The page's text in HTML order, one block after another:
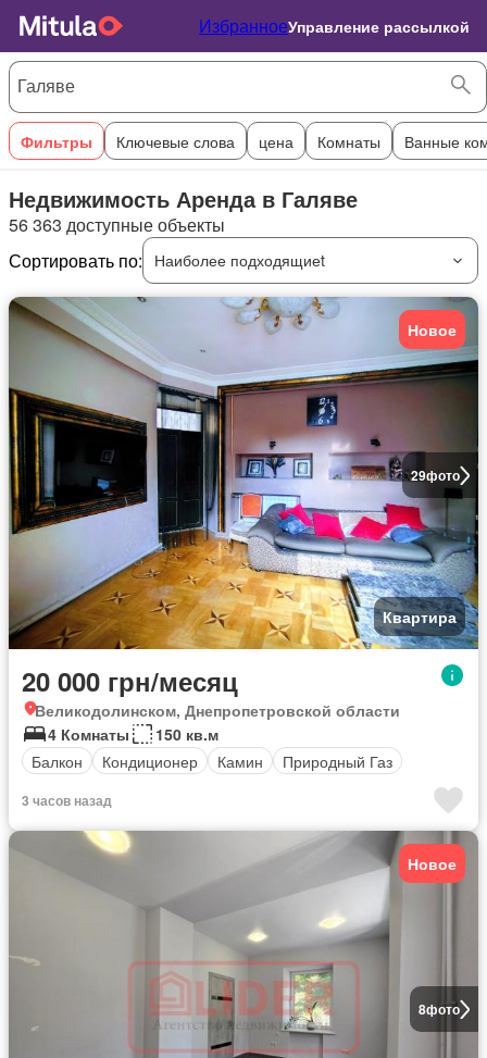
ИзбранноеУправление рассылкой
Фильтры Ключевые слова цена Комнаты Ванные
Недвижимость Аренда в Галяве
56 363 доступные объекты
Сортировать по:
Наиболее подходящиеt
29фото
Новое
Квартира
20 000 грн/месяц
Великодолинском, Днепропетровской области
4 Комнаты
150 кв.м
Балкон
Кондиционер Камин Природный Газ
3 часов назад
8фото
Новое